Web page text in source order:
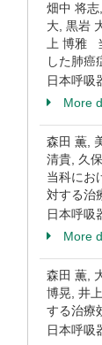
畑中 将
大, 黒岩
上 博雅
した肺癌
日本呼吸
More
森田 薫,
清貴, 久
当科にお
対する治
日本呼吸
More
森田 薫,
博晃, 井
する治療
日本呼吸